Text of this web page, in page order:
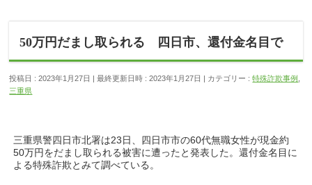
50万円だまし取られる 四日市、還付金名目で
投稿日 : 2023年1月27日 最終更新日時 : 2023年1月27日 カテゴリー :特殊詐欺事例
三重県
三重県警四日市北署は23日、四日市市の60代無職女性が現金約
50万円をだまし取られる被害に遭ったと発表した。還付金名目に
よる特殊詐欺とみて調べている。